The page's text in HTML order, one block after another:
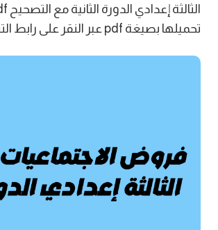
تحميلها بصيغة pdf عبر النقر على رابط التنزيل.